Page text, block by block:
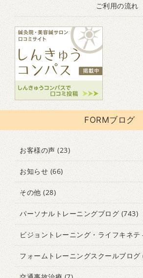
ご利用の流れ
FORMブログ
お客様の声 (23)
お知らせ (66)
その他 (28)
パーソナルトレーニングブログ (743)
ビジョントレーニング・ライフキネテ
フォームトレーニングスクールブログ